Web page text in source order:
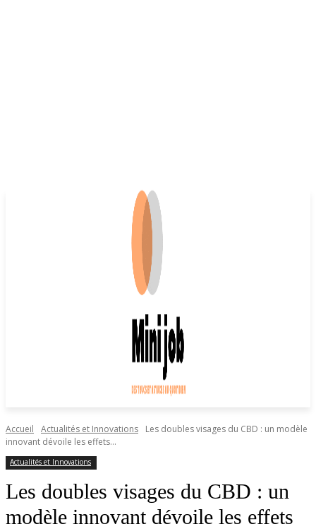
Accueil Actualités et Innovations
Les doubles visages du CBD : un modèle
innovant dévoile les effets...
Actualités et Innovations
Les doubles visages du CBD : un
modèle innovant dévoile les effets